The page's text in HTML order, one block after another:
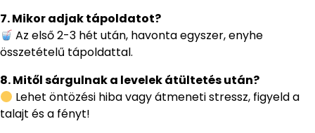
7. Mikor adjak tápoldatot?
Az első 2-3 hét után, havonta egyszer, enyhe
összetételű tápoldattal.
8. Mitől sárgulnak a levelek átültetés után?
Lehet öntözési hiba vagy átmeneti stressz, figyeld a
talajt és a fényt!